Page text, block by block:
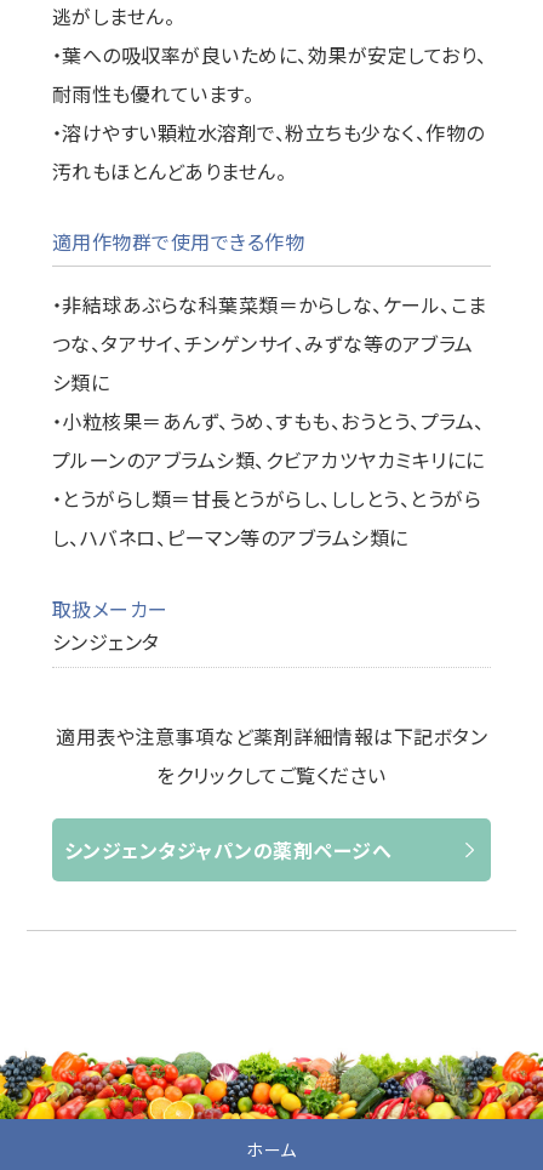
逃がしません。
・葉への吸収率が良いために、効果が安定しており、
耐雨性も優れています。
・溶けやすい顆粒水溶剤で、粉立ちも少なく、作物の
汚れもほとんどありません。
適用作物群で使用できる作物
・非結球あぶらな科葉菜類＝からしな、ケール、こま
つな、タアサイ、チンゲンサイ、みずな等のアブラム
シ類に
・小粒核果＝あんず、うめ、すもも、おうとう、プラム、
プルーンのアブラムシ類、クビアカツヤカミキリにに
・とうがらし類＝甘長とうがらし、ししとう、とうがら
し、ハバネロ、ピーマン等のアブラムシ類に
取扱メーカー
シンジェンタ
適用表や注意事項など薬剤詳細情報は下記ボタン
をクリックしてご覧ください
シンジェンタジャパンの薬剤ページへ
ホーム